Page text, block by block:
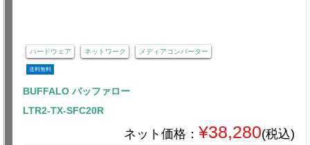
ハードウェア ネットワーク メディアコンバーター
送料無料
BUFFALO バッファロー
LTR2-TX-SFC20R
ネット価格： ¥38,280(税込)